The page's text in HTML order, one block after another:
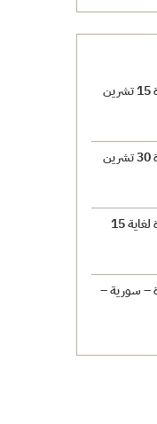
خريطة النفوذ والسيطرة 15 تشرين
خريطة النفوذ والسيطرة 30 تشرين
خريطة النفوذ والسيطرة لغاية 15
– سورية –